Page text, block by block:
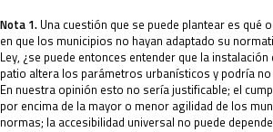
Nota 1. Una cuestión que se puede plantear es qué
en que los municipios no hayan adaptado su
Ley, ¿se puede entonces entender que la
patio altera los parámetros urbanísticos y podría
En nuestra opinión esto no sería justificable; el
por encima de la mayor o menor agilidad de los
normas; la accesibilidad universal no puede